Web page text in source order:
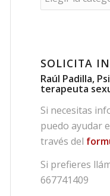
SOLICITA
Raúl Padilla,
terapeuta
Si necesitas
puedo ayudar
través del
Si prefieres
667741409